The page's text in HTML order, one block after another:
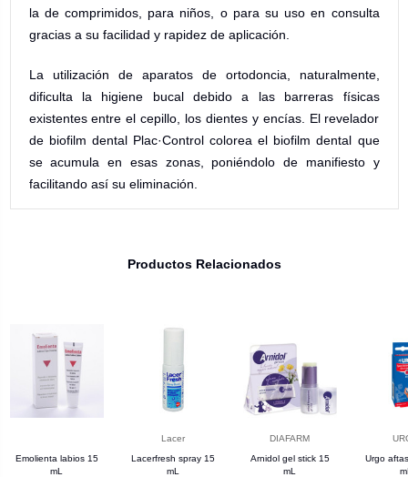
la de comprimidos, para niños, o para su uso en consulta
gracias a su facilidad y rapidez de aplicación.
La utilización de aparatos de ortodoncia, naturalmente,
dificulta la higiene bucal debido a las barreras físicas
existentes entre el cepillo, los dientes y encías. El revelador
de biofilm dental Plac·Control colorea el biofilm dental que
se acumula en esas zonas, poniéndolo de manifiesto y
facilitando así su eliminación.
Productos Relacionados
Emolienta labios 15
mL
Lacer
Lacerfresh spray 15
mL
DIAFARM
Arnidol gel stick 15
mL
Urgo